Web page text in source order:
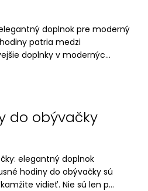
doplnok pre moderný
patria medzi
doplnky v modernýc...
do obývačky
elegantný doplnok
hodiny do obývačky sú
vidieť. Nie sú len p...